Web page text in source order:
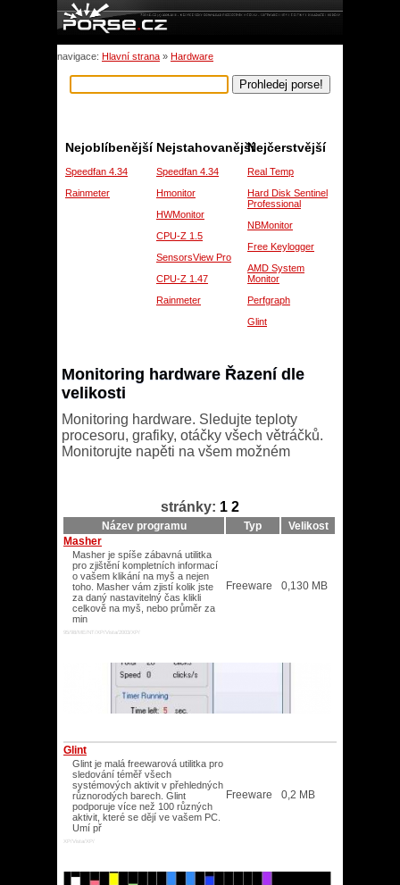
navigace: Hlavní strana » Hardware
Nejčerstvější
Real Temp
Hard Disk Sentinel
Professional
NBMonitor
Free Keylogger
AMD System
Monitor
Perfgraph
Glint
Nejstahovanější
Speedfan 4.34
Hmonitor
HWMonitor
CPU-Z 1.5
SensorsView Pro
CPU-Z 1.47
Rainmeter
Nejoblíbenější
Speedfan 4.34
Rainmeter
Monitoring hardware Řazení dle
velikosti
Monitoring hardware. Sledujte teploty
procesoru, grafiky, otáčky všech větráčků.
Monitorujte napěti na všem možném
stránky: 1 2
Název programu Typ
Velikost
Masher
Masher je spíše zábavná utilitka
pro zjištění kompletních informací
o vašem klikání na myš a nejen
toho. Masher vám zjistí kolik jste
za daný nastavitelný čas klikli
celkově na myš, nebo průměr za
min
95/98/ME/NT/XP/Vista/2003/XP/
Freeware 0,130 MB
Glint
Glint je malá freewarová utilitka pro
sledování téměř všech
systémových aktivit v přehledných
různorodých barech. Glint
podporuje více než 100 různých
aktivit, které se dějí ve vašem PC.
Umí př
XP/Vista/XP/
Freeware 0,2 MB